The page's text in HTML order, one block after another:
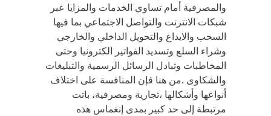
والمصرفية أمام تساوي الخدمات والمزايا عبر
شبكات الانترنت والتواصل الاجتماعي بما فيها
السحب والايداع والتحويل الداخلي والخارجي
وشراء السلع وتسديد الفواتير الكترونيا وحتى
المخاطبات وتبادل الرسائل الرسمية والتبليغات
والشكاوى .من هنا فإن المنافسة على اختلاف
أنواعها وأشكالها ،تجارية ومصرفية، باتت
مرتبطة إلى حد كبير بمدى إنغماس هذه